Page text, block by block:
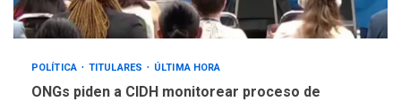
POLÍTICA TITULARES ÚLTIMA HORA
ONGs piden a CIDH monitorear proceso de